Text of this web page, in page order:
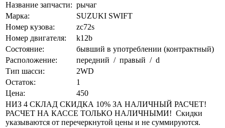
Название запчасти: рычаг
Марка:
SUZUKI SWIFT
Номер кузова:
zc72s
Номер двигателя:
k12b
Состояние:
бывший в употреблении (контрактный)
Расположение:
передний / правый / d
Тип шасси:
2WD
Остаток:
1
Цена:
450
НИЗ 4 СКЛАД СКИДКА 10% ЗА НАЛИЧНЫЙ РАСЧЕТ!
РАСЧЕТ НА КАССЕ ТОЛЬКО НАЛИЧНЫМИ! Скидки
указываются от перечеркнутой цены и не суммируются.